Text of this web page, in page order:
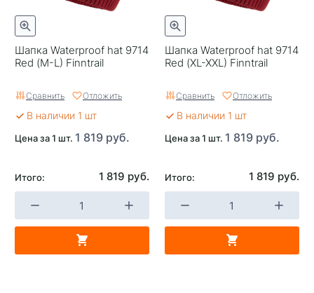
Шапка Waterproof hat 9714
Red (M-L) Finntrail
Сравнить Отложить
В наличии 1 шт
Цена за 1 шт. 1 819 руб.
Итого: 1 819 руб.
Шапка Waterproof hat 9714
Red (XL-XXL) Finntrail
Сравнить Отложить
В наличии 1 шт
Цена за 1 шт. 1 819 руб.
Итого: 1 819 руб.